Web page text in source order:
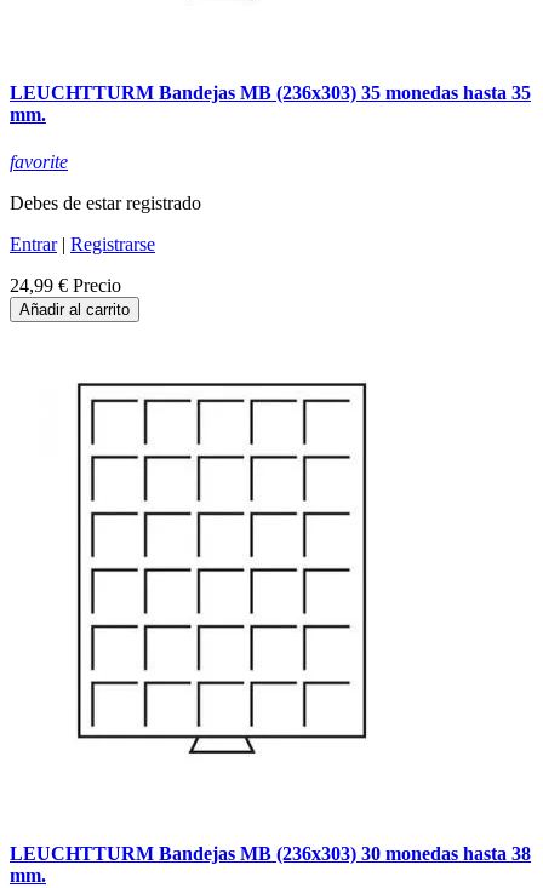
LEUCHTTURM Bandejas MB (236x303) 35 monedas hasta 35
mm.
favorite
Debes de estar registrado
Entrar| Registrarse
24,99 € Precio
Añadir al carrito
LEUCHTTURM Bandejas MB (236x303) 30 monedas hasta 38
mm.